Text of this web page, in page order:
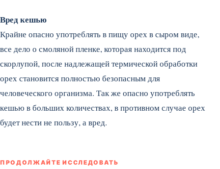
Вред кешью
Крайне опасно употреблять в пищу орех в сыром виде,
все дело о смоляной пленке, которая находится под
скорлупой, после надлежащей термической обработки
орех становится полностью безопасным для
человеческого организма. Так же опасно употреблять
кешью в больших количествах, в противном случае орех
будет нести не пользу, а вред.
ПРОДОЛЖАЙТЕ ИССЛЕДОВАТЬ